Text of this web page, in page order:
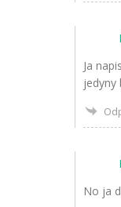
Ja
jedyny
No ja